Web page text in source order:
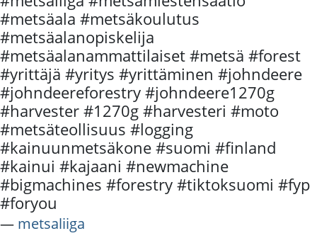
#metsäala #metsäkoulutus
#metsäalanopiskelija
#metsäalanammattilaiset #metsä #forest
#yrittäjä #yritys #yrittäminen #johndeere
#johndeereforestry #johndeere1270g
#harvester #1270g #harvesteri #moto
#metsäteollisuus #logging
#kainuunmetsäkone #suomi #finland
#kainui #kajaani #newmachine
#bigmachines #forestry #tiktoksuomi #fyp
#foryou
― metsaliiga